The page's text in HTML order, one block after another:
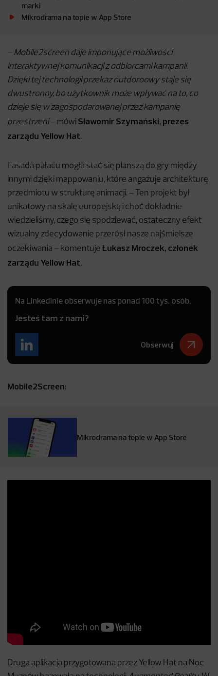
marki
Mikrodrama na topie w App Store
– Mobile2screen daje imponujące możliwości
interaktywnej komunikacji z odbiorcami kampanii.
Dzięki tej technologii przekaz outdoroowy staje się
dwustronny, bo użytkownik może wpływać na to, co
dzieje się w zagospodarowanej przez kampanię
przestrzeni– mówi Sławomir Szymański, prezes
zarządu Yellow Hat.
Fasada pałacu mogła stać się planszą do gry między
innymi dzięki mappowaniu, które angażuje architekturę
przedmiotu w strukturę animacji. – Ten projekt był
unikatowy na skalę europejską i choć dokładnie
wiedzieliśmy, czego się spodziewać, ostateczny efekt
wizualny zdecydowanie przerósł nasze najśmielsze
oczekiwania – komentuje Łukasz Mroczek, członek
zarządu Yellow Hat.
Na LinkedInie obserwuje nas ponad 100 tys. osób.
Jesteś tam z nami?
Obserwuj
Mobile2Screen:
Mikrodrama na topie w App Store
Druga aplikacja przygotowana przez Yellow Hat na Noc